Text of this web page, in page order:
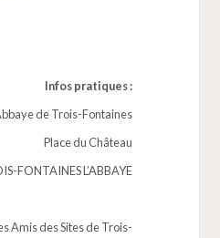
Infos pratiques :
de Trois-Fontaines
Place du Château
FONTAINES L’ABBAYE
Amis des Sites de Trois-